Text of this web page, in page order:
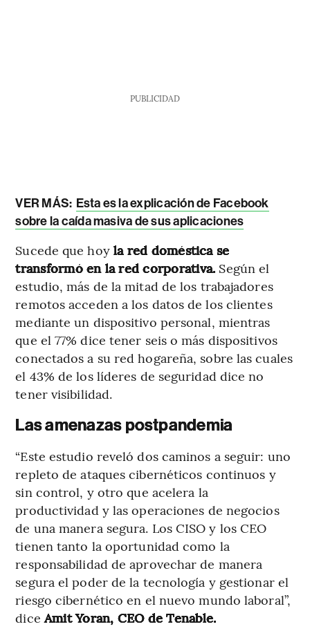
PUBLICIDAD
VER MÁS: Esta es la explicación de Facebook
sobre la caída masiva de sus aplicaciones
Sucede que hoy la red doméstica se
transformó en la red corporativa. Según el
estudio, más de la mitad de los trabajadores
remotos acceden a los datos de los clientes
mediante un dispositivo personal, mientras
que el 77% dice tener seis o más dispositivos
conectados a su red hogareña, sobre las cuales
el 43% de los líderes de seguridad dice no
tener visibilidad.
Las amenazas postpandemia
“Este estudio reveló dos caminos a seguir: uno
repleto de ataques cibernéticos continuos y
sin control, y otro que acelera la
productividad y las operaciones de negocios
de una manera segura. Los CISO y los CEO
tienen tanto la oportunidad como la
responsabilidad de aprovechar de manera
segura el poder de la tecnología y gestionar el
riesgo cibernético en el nuevo mundo laboral”,
diceAmit Yoran, CEO de Tenable.